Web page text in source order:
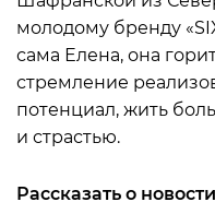
молодому бренду
сама Елена, она
стремление
потенциал, жить
и страстью.
Рассказать о новости